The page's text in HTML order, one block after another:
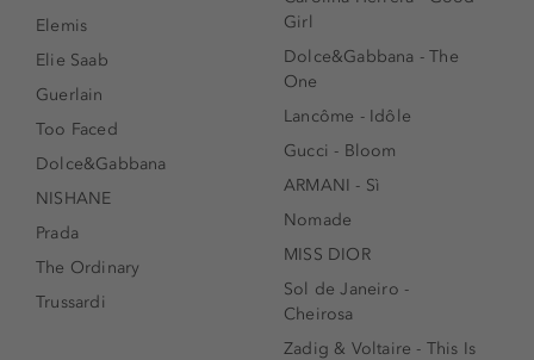
Elemis
Elie Saab
Guerlain
Too Faced
Dolce&Gabbana
NISHANE
Prada
The Ordinary
Trussardi
Girl
Dolce&Gabbana - The
One
Lancôme - Idôle
Gucci - Bloom
ARMANI - Sì
Nomade
MISS DIOR
Sol de Janeiro -
Cheirosa
Zadig & Voltaire - This Is